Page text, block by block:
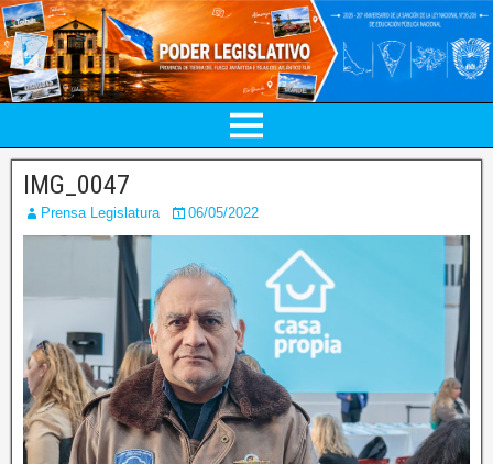
IMG_0047
Prensa Legislatura 06/05/2022